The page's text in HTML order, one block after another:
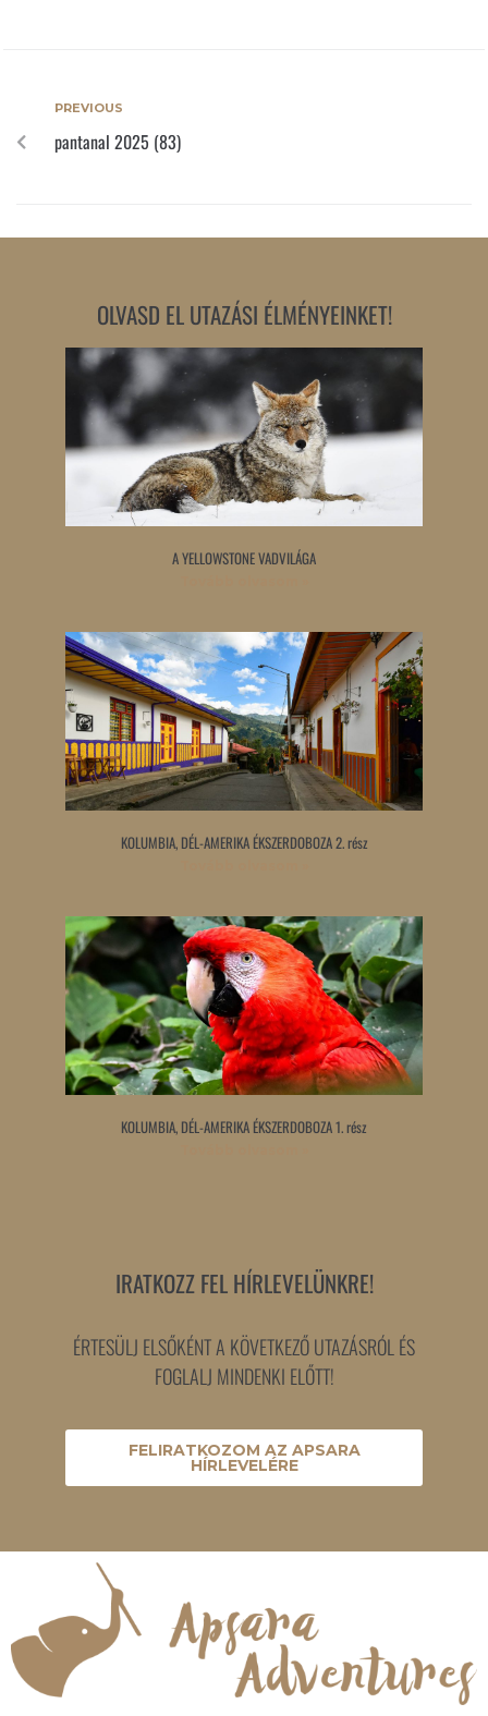
PREVIOUS
pantanal 2025 (83)
OLVASD EL UTAZÁSI ÉLMÉNYEINKET!
A YELLOWSTONE VADVILÁGA
KOLUMBIA, DÉL-AMERIKA ÉKSZERDOBOZA 2. rész
KOLUMBIA, DÉL-AMERIKA ÉKSZERDOBOZA 1. rész
IRATKOZZ FEL HÍRLEVELÜNKRE!
ÉRTESÜLJ ELSŐKÉNT A KÖVETKEZŐ UTAZÁSRÓL ÉS
FOGLALJ MINDENKI ELŐTT!
FELIRATKOZOM AZ APSARA
HÍRLEVELÉRE